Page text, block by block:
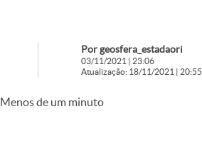
Por geosfera_estadaori
03/11/2021 | 23:06
Atualização: 18/11/2021 | 20:55
Menos de um minuto